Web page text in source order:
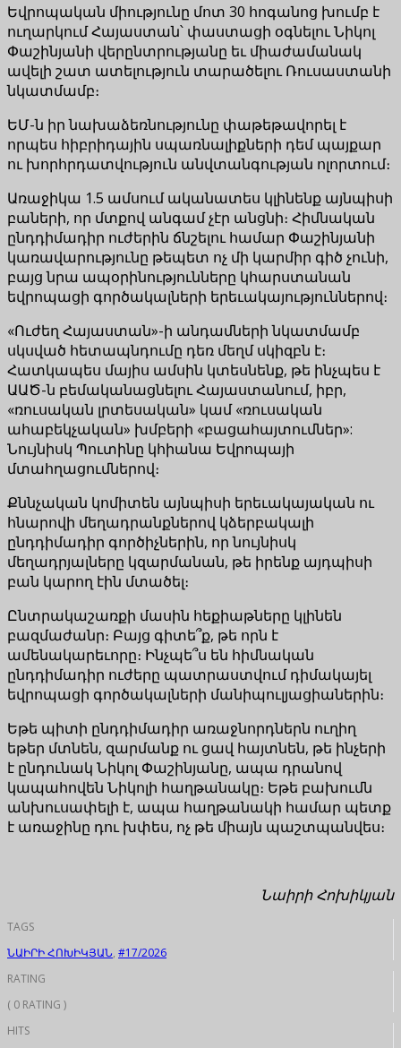
Եվրոպական միությունը մոտ 30 հոգանոց խումբ է
ուղարկում Հայաստան՝ փաստացի օգնելու Նիկոլ
Փաշինյանի վերընտրությանը եւ միաժամանակ
ավելի շատ ատելություն տարածելու Ռուսաստանի
նկատմամբ։
ԵՄ-ն իր նախաձեռնությունը փաթեթավորել է
որպես հիբրիդային սպառնալիքների դեմ պայքար
ու խորհրդատվություն անվտանգության ոլորտում։
Առաջիկա 1.5 ամսում ականատես կլինենք այնպիսի
բաների, որ մտքով անգամ չէր անցնի։ Հիմնական
ընդդիմադիր ուժերին ճնշելու համար Փաշինյանի
կառավարությունը թեպետ ոչ մի կարմիր գիծ չունի,
բայց նրա ապօրինությունները կհարստանան
եվրոպացի գործակալների երեւակայություններով։
«Ուժեղ Հայաստան»-ի անդամների նկատմամբ
սկսված հետապնդումը դեռ մեղմ սկիզբն է։
Հատկապես մայիս ամսին կտեսնենք, թե ինչպես է
ԱԱԾ-ն բեմականացնելու Հայաստանում, իբր,
«ռուսական լրտեսական» կամ «ռուսական
ահաբեկչական» խմբերի «բացահայտումներ»:
Նույնիսկ Պուտինը կհիանա Եվրոպայի
մտահղացումներով։
Քննչական կոմիտեն այնպիսի երեւակայական ու
հնարովի մեղադրանքներով կձերբակալի
ընդդիմադիր գործիչներին, որ նույնիսկ
մեղադրյալները կզարմանան, թե իրենք այդպիսի
բան կարող էին մտածել։
Ընտրակաշառքի մասին հեքիաթները կլինեն
բազմաժանր։ Բայց գիտե՞ք, թե որն է
ամենակարեւորը։ Ինչպե՞ս են հիմնական
ընդդիմադիր ուժերը պատրաստվում դիմակայել
եվրոպացի գործակալների մանիպուլյացիաներին։
Եթե պիտի ընդդիմադիր առաջնորդներն ուղիղ
եթեր մտնեն, զարմանք ու ցավ հայտնեն, թե ինչերի
է ընդունակ Նիկոլ Փաշինյանը, ապա դրանով
կապահովեն Նիկոլի հաղթանակը։ Եթե բախումն
անխուսափելի է, ապա հաղթանակի համար պետք
է առաջինը դու խփես, ոչ թե միայն պաշտպանվես։
Նաիրի Հոխիկյան
TAGS
ՆԱԻՐԻ ՀՈԽԻԿՅԱՆ, #17/2026
RATING
( 0 RATING )
HITS